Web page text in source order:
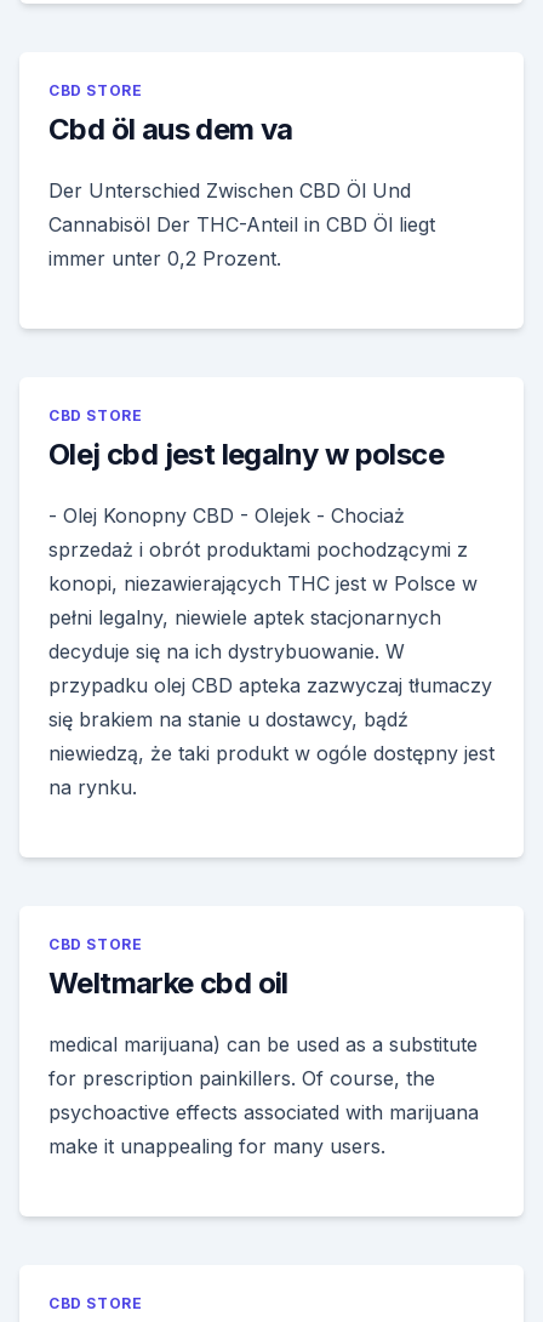
CBD STORE
Cbd öl aus dem va
Der Unterschied Zwischen CBD Öl Und
Cannabisöl Der THC-Anteil in CBD Öl liegt
immer unter 0,2 Prozent.
CBD STORE
Olej cbd jest legalny w polsce
- Olej Konopny CBD - Olejek - Chociaż
sprzedaż i obrót produktami pochodzącymi z
konopi, niezawierających THC jest w Polsce w
pełni legalny, niewiele aptek stacjonarnych
decyduje się na ich dystrybuowanie. W
przypadku olej CBD apteka zazwyczaj tłumaczy
się brakiem na stanie u dostawcy, bądź
niewiedzą, że taki produkt w ogóle dostępny jest
na rynku.
CBD STORE
Weltmarke cbd oil
medical marijuana) can be used as a substitute
for prescription painkillers. Of course, the
psychoactive effects associated with marijuana
make it unappealing for many users.
CBD STORE